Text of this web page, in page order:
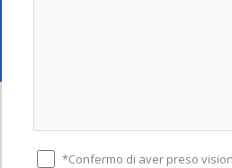
*Confermo di aver preso